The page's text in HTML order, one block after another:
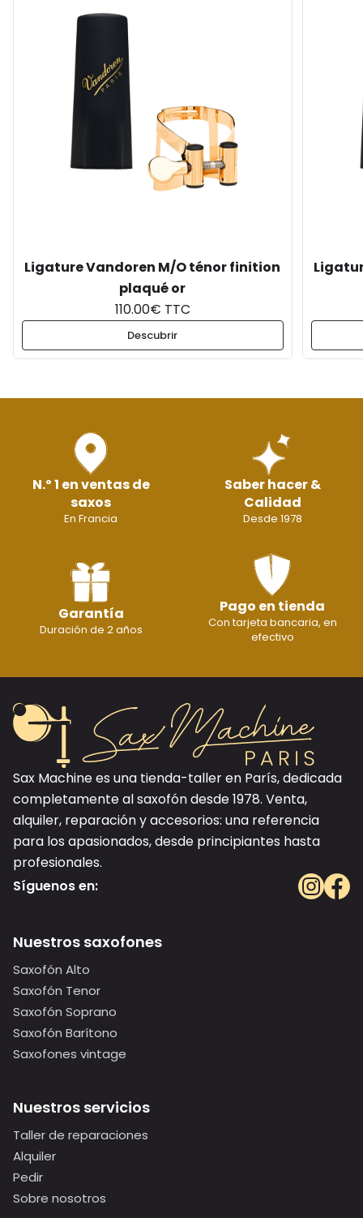
Ligature Vandoren M/O ténor finition
plaqué or
110.00€ TTC
Descubrir
N.º 1 en ventas de
saxos
En Francia
Saber hacer &
Calidad
Desde 1978
Garantía
Duración de 2 años
Pago en tienda
Con tarjeta bancaria, en
efectivo
Sax Machine es una tienda-taller en París, dedicada
completamente al saxofón desde 1978. Venta,
alquiler, reparación y accesorios: una referencia
para los apasionados, desde principiantes hasta
profesionales.
Síguenos en:
Nuestros saxofones
Saxofón Alto
Saxofón Tenor
Saxofón Soprano
Saxofón Barítono
Saxofones vintage
Nuestros servicios
Taller de reparaciones
Alquiler
Pedir
Sobre nosotros